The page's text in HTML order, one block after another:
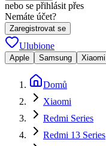
nebo se přihlásit přes
Nemáte účet?
Zaregistrovat se
Ulubione
Apple Samsung Xiaomi
Domů
Xiaomi
Redmi Series
Redmi 13 Series